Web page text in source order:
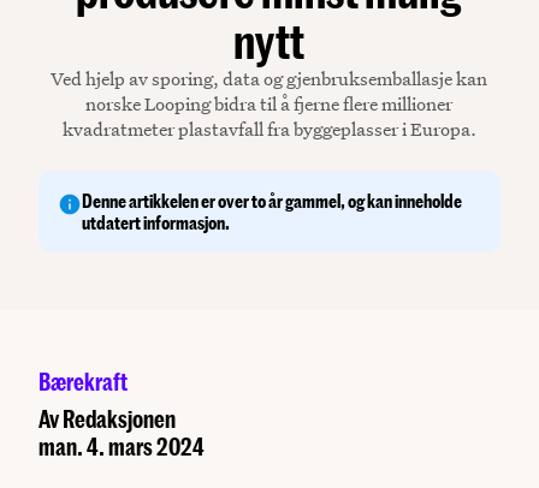
nytt
Ved hjelp av sporing, data og gjenbruksemballasje kan
norske Looping bidra til å fjerne flere millioner
kvadratmeter plastavfall fra byggeplasser i Europa.
Denne artikkelen er over to år gammel, og kan inneholde
utdatert informasjon.
Bærekraft
AvRedaksjonen
man. 4. mars 2024